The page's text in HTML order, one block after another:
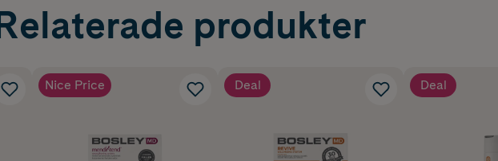
produkter
Nice Price Deal Deal